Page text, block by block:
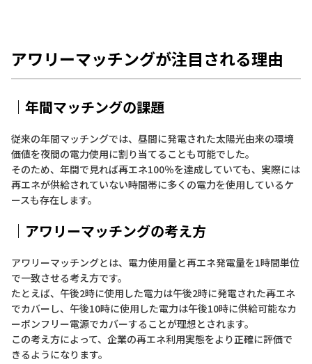
アワリーマッチングが注目される理由
｜年間マッチングの課題
従来の年間マッチングでは、昼間に発電された太陽光由来の環境
価値を夜間の電力使用に割り当てることも可能でした。
そのため、年間で見れば再エネ100％を達成していても、実際には
再エネが供給されていない時間帯に多くの電力を使用しているケ
ースも存在します。
｜アワリーマッチングの考え方
アワリーマッチングとは、電力使用量と再エネ発電量を1時間単位
で一致させる考え方です。
たとえば、午後2時に使用した電力は午後2時に発電された再エネ
でカバーし、午後10時に使用した電力は午後10時に供給可能なカ
ーボンフリー電源でカバーすることが理想とされます。
この考え方によって、企業の再エネ利用実態をより正確に評価で
きるようになります。